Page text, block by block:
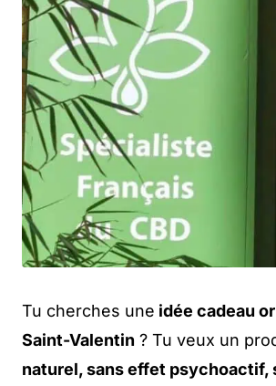
Tu cherches une idée cadeau
Saint-Valentin ? Tu veux un
naturel, sans effet psychoactif,